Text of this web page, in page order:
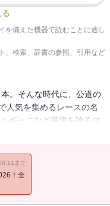
を備えた機器で読むことに適し
、検索、辞書の参照、引用など
。そんな時代に、公道の
人気を集めるレースの名
ギーニなど最速を誇るマ
スのレーシングスクール
最速伝説、ここに開幕！
まで
！全